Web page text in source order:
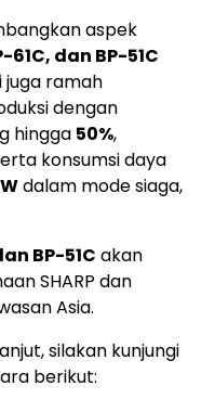
aspek
61C, dan BP-51C
ramah
dengan
hingga 50%,
konsumsi daya
dalam mode siaga,
BP-51C akan
SHARP dan
Asia.
silakan kunjungi
berikut: